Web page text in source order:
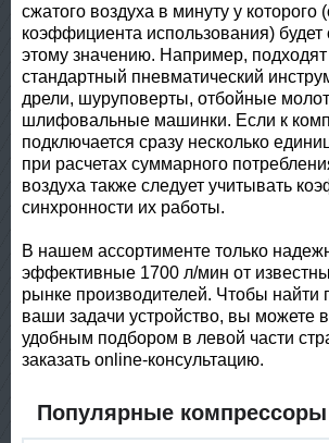
сжатого воздуха в минуту у которого
коэффициента использования) будет
этому значению. Например,
стандартный пневматический
дрели, шуруповерты, отбойные
шлифовальные машинки. Если к
подключается сразу несколько
при расчетах суммарного
воздуха также следует учитывать
синхронности их работы.
В нашем ассортименте только
эффективные 1700 л/мин от
рынке производителей. Чтобы найти
ваши задачи устройство, вы можете
удобным подбором в левой части
заказать online-консультацию.
Популярные